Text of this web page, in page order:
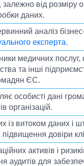
рекомендації
вимогам
від розміру
даних.
аналіз
експерта.
медичних послуг,
та інші
ЄС.
особисті дані
організацій.
із витоком даних і
довіри
активів і
аудитів для